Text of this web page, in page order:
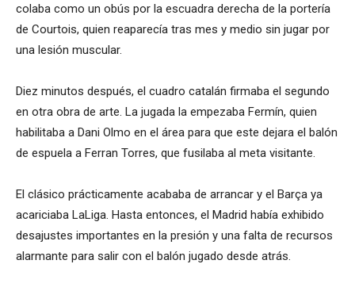
colaba como un obús por la escuadra derecha de la portería
de Courtois, quien reaparecía tras mes y medio sin jugar por
una lesión muscular.
Diez minutos después, el cuadro catalán firmaba el segundo
en otra obra de arte. La jugada la empezaba Fermín, quien
habilitaba a Dani Olmo en el área para que este dejara el balón
de espuela a Ferran Torres, que fusilaba al meta visitante.
El clásico prácticamente acababa de arrancar y el Barça ya
acariciaba LaLiga. Hasta entonces, el Madrid había exhibido
desajustes importantes en la presión y una falta de recursos
alarmante para salir con el balón jugado desde atrás.